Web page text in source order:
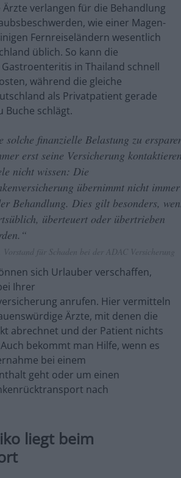
verlangen für die Behandlung
wie einer Magen-
Fernreiseländern wesentlich
üblich. So kann die
in Thailand schnell
während die gleiche
als Privatpatient gerade
Buche schlägt.
solche finanzielle Belastung zu
erst seine Versicherung
nicht wissen: Die
übernimmt nicht immer
Behandlung. Dies gilt besonders,
überteuert oder übertrieben
Vorstand für Schaden bei der ADAC Versicherung
sich Urlauber verschaffen,
Ihrer
anrufen. Hier vermitteln
Ärzte, mit denen die
abrechnet und der Patient nichts
bekommt man Hilfe, wenn es
bei einem
geht oder um einen
nach
liegt beim